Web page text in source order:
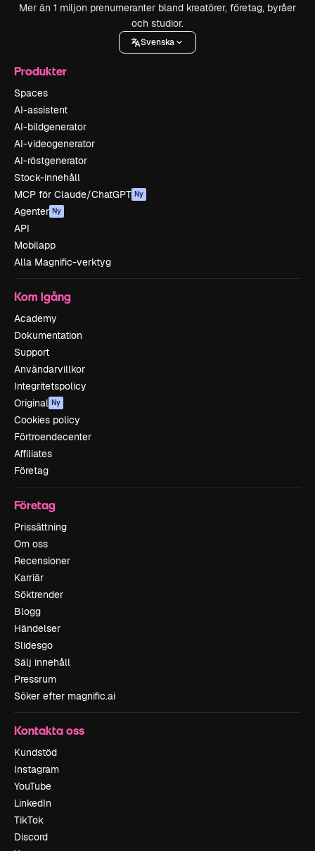
Mer än 1 miljon prenumeranter bland kreatörer, företag, byråer
och studior.
Svenska
Produkter
Spaces
AI-assistent
AI-bildgenerator
AI-videogenerator
AI-röstgenerator
Stock-innehåll
MCP för Claude/ChatGPT Ny
Agenter Ny
API
Mobilapp
Alla Magnific-verktyg
Kom igång
Academy
Dokumentation
Support
Användarvillkor
Integritetspolicy
Original Ny
Cookies policy
Förtroendecenter
Affiliates
Företag
Företag
Prissättning
Om oss
Recensioner
Karriär
Söktrender
Blogg
Händelser
Slidesgo
Sälj innehåll
Pressrum
Söker efter magnific.ai
Kontakta oss
Kundstöd
Instagram
YouTube
LinkedIn
TikTok
Discord